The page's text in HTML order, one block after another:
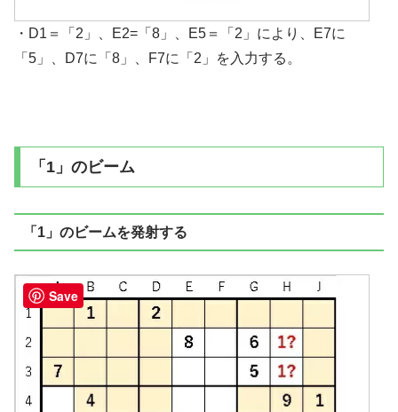
・D1＝「2」、E2=「8」、E5＝「2」により、E7に
「5」、D7に「8」、F7に「2」を入力する。
「1」のビーム
「1」のビームを発射する
Save